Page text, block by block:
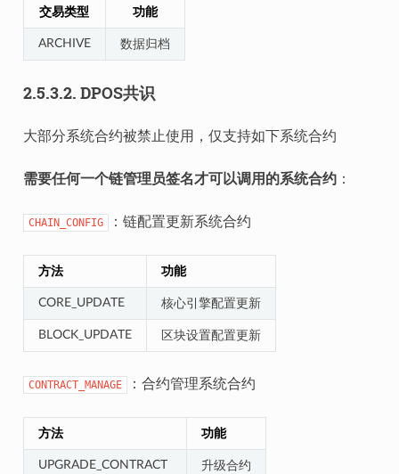
交易类型 功能
ARCHIVE 数据归档
2.5.3.2. DPOS共识
大部分系统合约被禁止使用，仅支持如下系统合约
需要任何一个链管理员签名才可以调用的系统合约：
CHAIN_CONFIG ：链配置更新系统合约
方法 功能
CORE_UPDATE 核心引擎配置更新
BLOCK_UPDATE 区块设置配置更新
CONTRACT_MANAGE ：合约管理系统合约
方法 功能
UPGRADE_CONTRACT 升级合约